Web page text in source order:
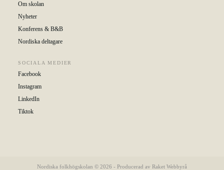
Om skolan
Nyheter
Konferens & B&B
Nordiska deltagare
SOCIALA MEDIER
Facebook
Instagram
LinkedIn
Tiktok
Nordiska folkhögskolan © 2026 - Producerad av Raket Webbyrå